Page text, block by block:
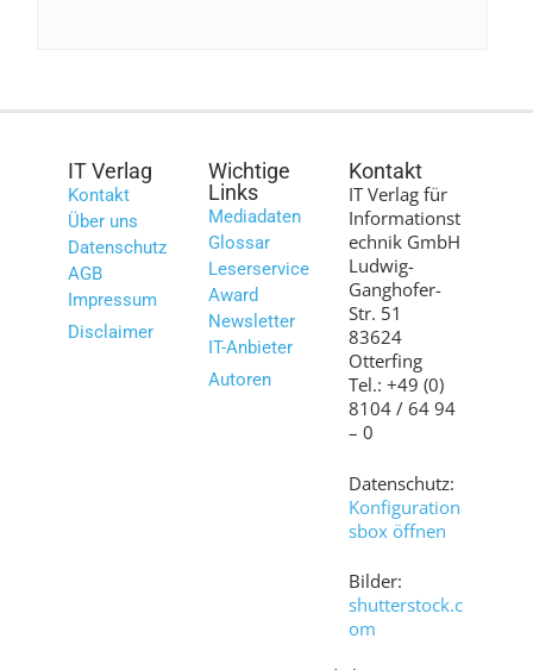
IT Verlag
Kontakt
Über uns
Datenschutz
AGB
Impressum
Disclaimer
Wichtige
Links
Mediadaten
Glossar
Leserservice
Award
Newsletter
IT-Anbieter
Autoren
Kontakt
IT Verlag für
Informationst
echnik GmbH
Ludwig-
Ganghofer-
Str. 51
83624
Otterfing
Tel.: +49 (0)
8104 / 64 94
– 0
Datenschutz:
Konfiguration
sbox öffnen
Bilder:
shutterstock.c
om